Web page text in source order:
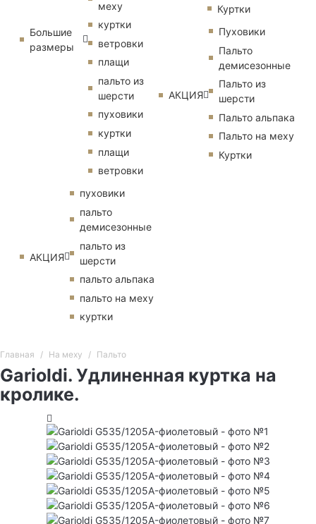
Большие
размеры
меху
куртки
ветровки
плащи
пальто из
шерсти
пуховики
куртки
плащи
ветровки
АКЦИЯ
пуховики
пальто
демисезонные
пальто из
шерсти
пальто альпака
пальто на меху
куртки
Куртки
АКЦИЯ
Пуховики
Пальто
демисезонные
Пальто из
шерсти
Пальто альпака
Пальто на меху
Куртки
Главная На меху Пальто
Garioldi. Удлиненная куртка на
кролике.